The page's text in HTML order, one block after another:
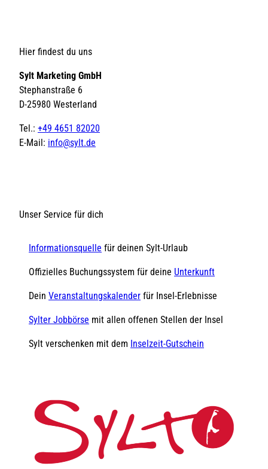
Hier findest du uns
Sylt Marketing GmbH
Stephanstraße 6
D-25980 Westerland
Tel.: +49 4651 82020
E-Mail: info@sylt.de
Unser Service für dich
Informationsquelle für deinen Sylt-Urlaub
Offizielles Buchungssystem für deine Unterkunft
Dein Veranstaltungskalender für Insel-Erlebnisse
Sylter Jobbörse mit allen offenen Stellen der Insel
Sylt verschenken mit dem Inselzeit-Gutschein